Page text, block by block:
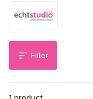
Filter